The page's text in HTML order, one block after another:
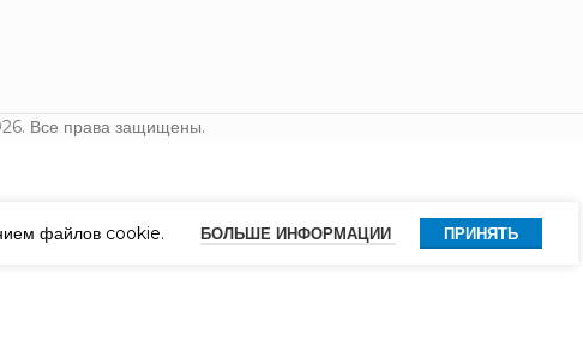
Все права защищены.
файлов cookie. БОЛЬШЕ ИНФОРМАЦИИ ПРИНЯТЬ